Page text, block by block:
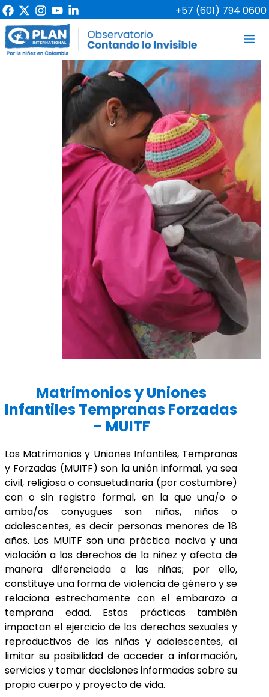
+57 (601) 794 0600
Skip
to
content
Matrimonios y Uniones
Infantiles Tempranas Forzadas
– MUITF
Los Matrimonios y Uniones Infantiles, Tempranas
y Forzadas (MUITF) son la unión informal, ya sea
civil, religiosa o consuetudinaria (por costumbre)
con o sin registro formal, en la que una/o o
amba/os conyugues son niñas, niños o
adolescentes, es decir personas menores de 18
años. Los MUITF son una práctica nociva y una
violación a los derechos de la niñez y afecta de
manera diferenciada a las niñas; por ello,
constituye una forma de violencia de género y se
relaciona estrechamente con el embarazo a
temprana edad. Estas prácticas también
impactan el ejercicio de los derechos sexuales y
reproductivos de las niñas y adolescentes, al
limitar su posibilidad de acceder a información,
servicios y tomar decisiones informadas sobre su
propio cuerpo y proyecto de vida.